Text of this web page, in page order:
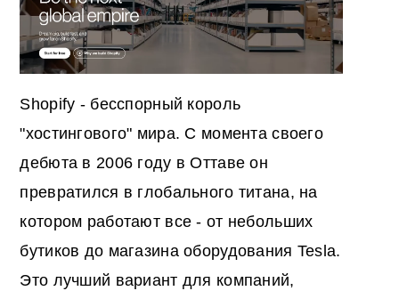
Shopify - бесспорный король
"хостингового" мира. С момента своего
дебюта в 2006 году в Оттаве он
превратился в глобального титана, на
котором работают все - от небольших
бутиков до магазина оборудования Tesla.
Это лучший вариант для компаний,